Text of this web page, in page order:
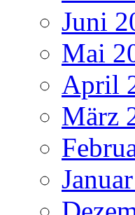
Juni
Mai
April
März